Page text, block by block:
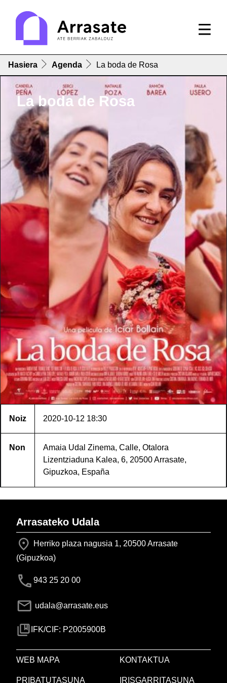
Hasiera Agenda La boda de Rosa
La boda de Rosa
Noiz 2020-10-12 18:30
Non
Amaia Udal Zinema, Calle, Otalora
Lizentziaduna Kalea, 6, 20500 Arrasate,
Gipuzkoa, España
Arrasateko Udala
Herriko plaza nagusia 1, 20500 Arrasate
(Gipuzkoa)
943 25 20 00
udala@arrasate.eus
IFK/CIF: P2005900B
WEB MAPA KONTAKTUA
PRIBATUTASUNA IRISGARRITASUNA